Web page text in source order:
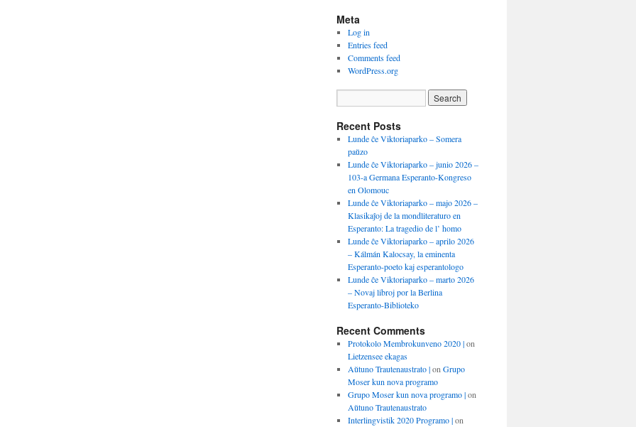
Meta
Log in
Entries feed
Comments feed
WordPress.org
Recent Posts
Lunde ĉe Viktoriaparko – Somera
paŭzo
Lunde ĉe Viktoriaparko – junio 2026 –
103-a Germana Esperanto-Kongreso
en Olomouc
Lunde ĉe Viktoriaparko – majo 2026 –
Klasikaĵoj de la mondliteraturo en
Esperanto: La tragedio de l’ homo
Lunde ĉe Viktoriaparko – aprilo 2026
– Kálmán Kalocsay, la eminenta
Esperanto-poeto kaj esperantologo
Lunde ĉe Viktoriaparko – marto 2026
– Novaj libroj por la Berlina
Esperanto-Biblioteko
Recent Comments
Protokolo Membrokunveno 2020 |on
Lietzensee ekagas
Aŭtuno Trautenaustrato |on Grupo
Moser kun nova programo
Grupo Moser kun nova programo |on
Aŭtuno Trautenaustrato
Interlingvistik 2020 Programo |on